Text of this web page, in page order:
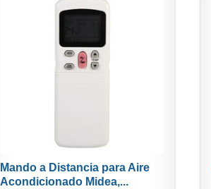
Mando a Distancia para Aire
Acondicionado Midea,...